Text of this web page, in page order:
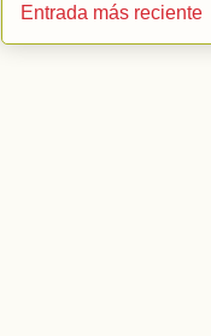
Entrada más reciente